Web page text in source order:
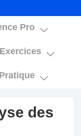
Pro
des